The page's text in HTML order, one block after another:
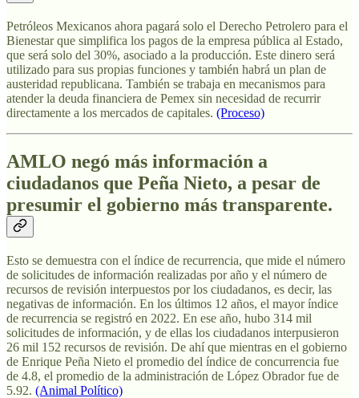
Petróleos Mexicanos ahora pagará solo el Derecho Petrolero para el
Bienestar que simplifica los pagos de la empresa pública al Estado,
que será solo del 30%, asociado a la producción. Este dinero será
utilizado para sus propias funciones y también habrá un plan de
austeridad republicana. También se trabaja en mecanismos para
atender la deuda financiera de Pemex sin necesidad de recurrir
directamente a los mercados de capitales. (Proceso)
AMLO negó más información a
ciudadanos que Peña Nieto, a pesar de
presumir el gobierno más transparente.
Esto se demuestra con el índice de recurrencia, que mide el número
de solicitudes de información realizadas por año y el número de
recursos de revisión interpuestos por los ciudadanos, es decir, las
negativas de información. En los últimos 12 años, el mayor índice
de recurrencia se registró en 2022. En ese año, hubo 314 mil
solicitudes de información, y de ellas los ciudadanos interpusieron
26 mil 152 recursos de revisión. De ahí que mientras en el gobierno
de Enrique Peña Nieto el promedio del índice de concurrencia fue
de 4.8, el promedio de la administración de López Obrador fue de
5.92. (Animal Político)